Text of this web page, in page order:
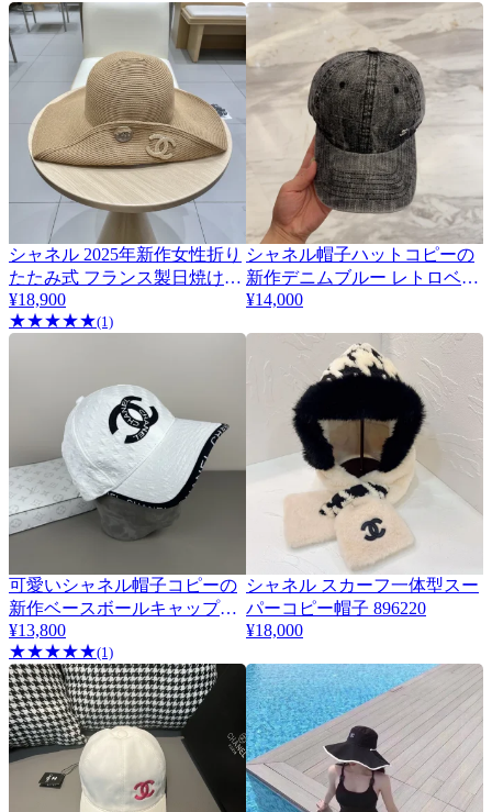
シャネル 2025年新作女性折り
たたみ式 フランス製日焼け止
めビッグストローハット
333758
¥18,900
★★★★★(1)
シャネル帽子ハットコピーの
新作デニムブルー レトロベー
スボールキャップ 333888
¥14,000
可愛いシャネル帽子コピーの
新作ベースボールキャップ
322230
¥13,800
★★★★★(1)
シャネル スカーフ一体型スー
パーコピー帽子 896220
¥18,000